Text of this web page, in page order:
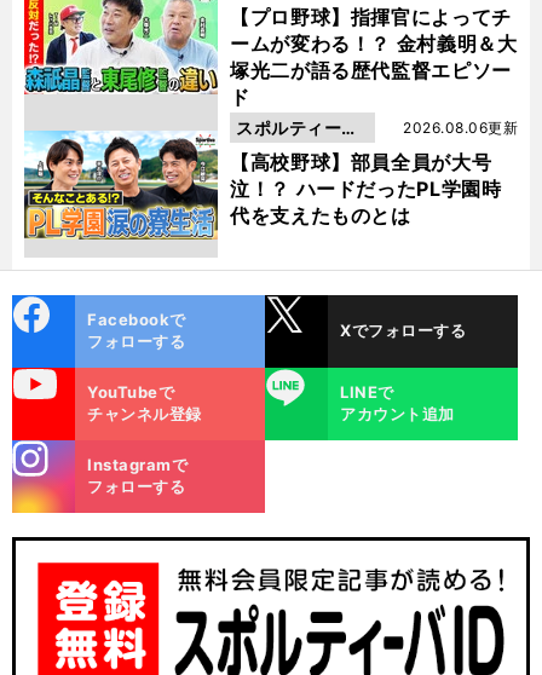
【プロ野球】指揮官によってチ
ームが変わる！？ 金村義明＆大
塚光二が語る歴代監督エピソー
ド
動画
【高校野球】部員全員が大号
泣！？ ハードだったPL学園時
代を支えたものとは
2026.08.06更新
スポルティーバ
動画
ok
Facebookで
フォローする
Xでフォローする
YouTubeで
チャンネル登録
LINE
LINEで
アカウント追加
m
Instagramで
フォローする